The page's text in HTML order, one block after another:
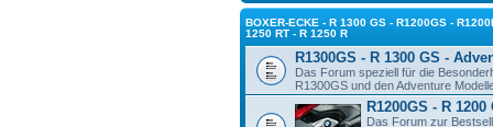
BOXER-ECKE - R 1300 GS - R1200GS -
1250 RT - R 1250 R
R1300GS - R 1300 GS -
Das Forum speziell für die
R1300GS und den Adventure
R1200GS - R 1200
Das Forum zur